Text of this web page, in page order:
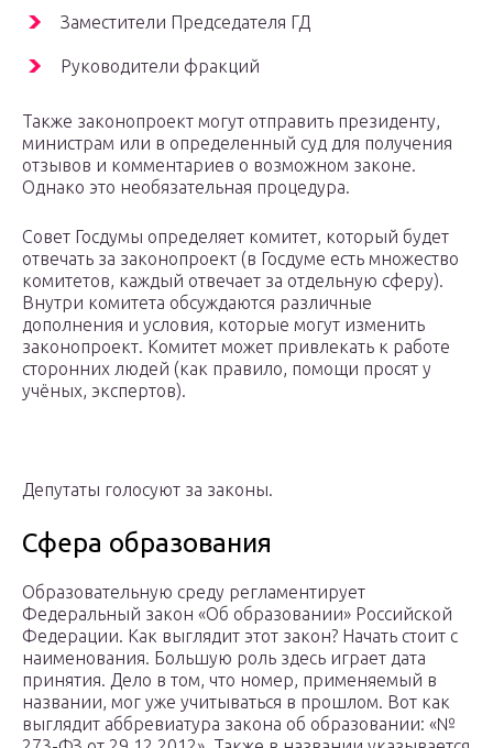
Заместители Председателя ГД
Руководители фракций
Также законопроект могут отправить президенту,
министрам или в определенный суд для получения
отзывов и комментариев о возможном законе.
Однако это необязательная процедура.
Совет Госдумы определяет комитет, который будет
отвечать за законопроект (в Госдуме есть множество
комитетов, каждый отвечает за отдельную сферу).
Внутри комитета обсуждаются различные
дополнения и условия, которые могут изменить
законопроект. Комитет может привлекать к работе
сторонних людей (как правило, помощи просят у
учёных, экспертов).
Депутаты голосуют за законы.
Сфера образования
Образовательную среду регламентирует
Федеральный закон «Об образовании» Российской
Федерации. Как выглядит этот закон? Начать стоит с
наименования. Большую роль здесь играет дата
принятия. Дело в том, что номер, применяемый в
названии, мог уже учитываться в прошлом. Вот как
выглядит аббревиатура закона об образовании: «№